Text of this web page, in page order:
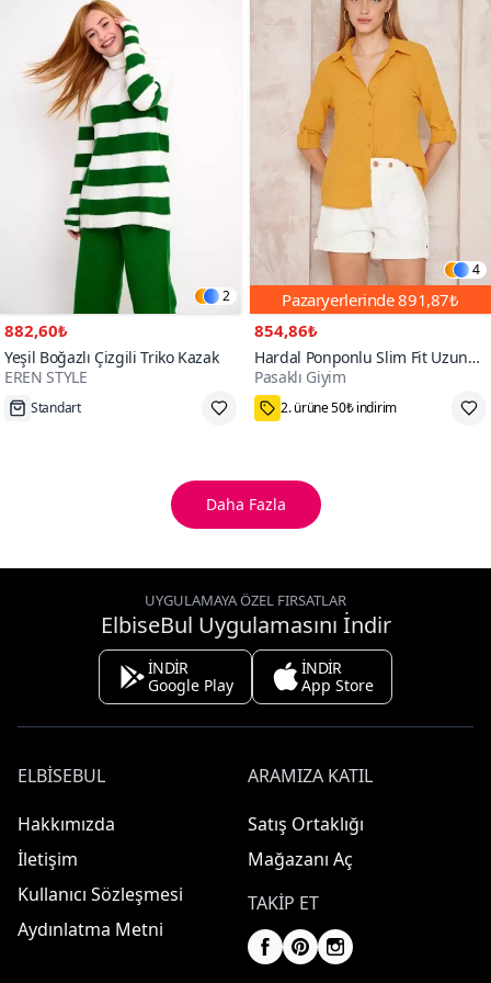
2
882,60₺
Yeşil Boğazlı Çizgili Triko Kazak
EREN STYLE
Tükenmek Üzere
4
Pazaryerlerinde891,87₺
854,86₺
Hardal Ponponlu Slim Fit Uzun
Kollu Gömlek
Pasaklı Giyim
75₺ Kupon Fırsatı
Daha Fazla
UYGULAMAYA ÖZEL FIRSATLAR
ElbiseBul Uygulamasını İndir
İNDİR
Google Play
İNDİR
App Store
ELBISEBUL
Hakkımızda
İletişim
Kullanıcı Sözleşmesi
Aydınlatma Metni
ARAMIZA KATIL
Satış Ortaklığı
Mağazanı Aç
TAKIP ET